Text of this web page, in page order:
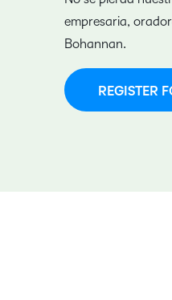
empresaria,
Bohannan.
REGISTER